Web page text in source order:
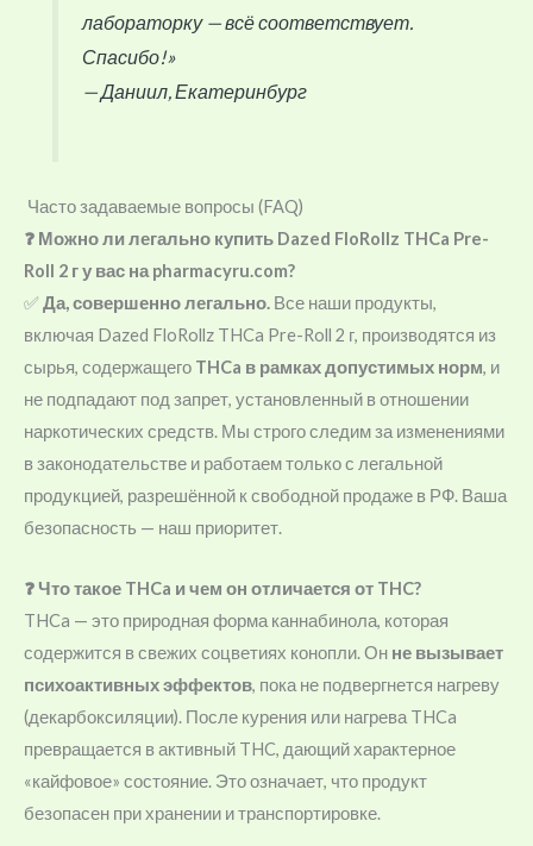
лабораторку — всё соответствует.
Спасибо!»
— Даниил, Екатеринбург
Часто задаваемые вопросы (FAQ)
❓ Можно ли легально купить Dazed FloRollz THCa Pre-
Roll 2 г у вас на pharmacyru.com?
✅ Да, совершенно легально. Все наши продукты,
включая Dazed FloRollz THCa Pre-Roll 2 г, производятся из
сырья, содержащего THCa в рамках допустимых норм, и
не подпадают под запрет, установленный в отношении
наркотических средств. Мы строго следим за изменениями
в законодательстве и работаем только с легальной
продукцией, разрешённой к свободной продаже в РФ. Ваша
безопасность — наш приоритет.
❓ Что такое THCa и чем он отличается от THC?
THCa — это природная форма каннабинола, которая
содержится в свежих соцветиях конопли. Он не вызывает
психоактивных эффектов, пока не подвергнется нагреву
(декарбоксиляции). После курения или нагрева THCa
превращается в активный THC, дающий характерное
«кайфовое» состояние. Это означает, что продукт
безопасен при хранении и транспортировке.